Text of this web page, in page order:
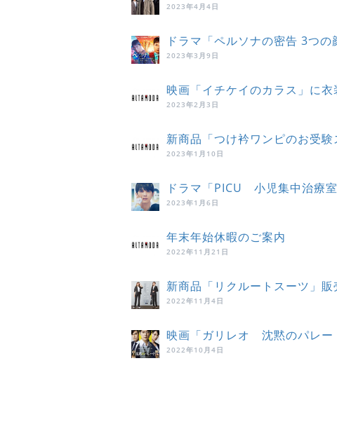
2023年4月4日
ドラマ「ペルソナの密告 3つ
2023年3月9日
映画「イチケイのカラス」に
2023年2月3日
新商品「つけ衿ワンピのお受
2023年1月10日
ドラマ「PICU 小児集中治療
2023年1月6日
年末年始休暇のご案内
2022年11月21日
新商品「リクルートスーツ」
2022年11月4日
映画「ガリレオ 沈黙のパレー
2022年10月4日